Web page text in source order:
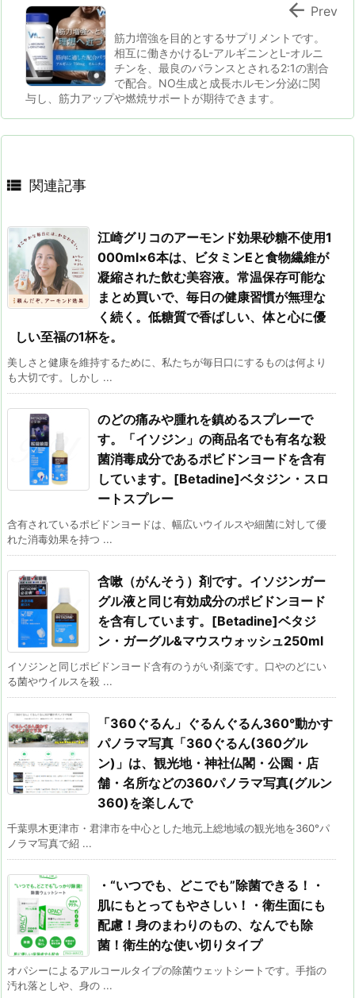
筋力増強を目的とするサプリメントです。
相互に働きかけるL-アルギニンとL-オルニ
チンを、最良のバランスとされる2:1の割合
で配合。NO生成と成長ホルモン分泌に関
与し、筋力アップや燃焼サポートが期待できます。
 Prev
 関連記事
江崎グリコのアーモンド効果砂糖不使用1
000ml×6本は、ビタミンEと食物繊維が
凝縮された飲む美容液。常温保存可能な
まとめ買いで、毎日の健康習慣が無理な
く続く。低糖質で香ばしい、体と心に優
しい至福の1杯を。
美しさと健康を維持するために、私たちが毎日口にするものは何より
も大切です。しかし ...
のどの痛みや腫れを鎮めるスプレーで
す。「イソジン」の商品名でも有名な殺
菌消毒成分であるポビドンヨードを含有
しています。[Betadine]ベタジン・スロ
ートスプレー
含有されているポビドンヨードは、幅広いウイルスや細菌に対して優
れた消毒効果を持つ ...
含嗽（がんそう）剤です。イソジンガー
グル液と同じ有効成分のポビドンヨード
を含有しています。[Betadine]ベタジ
ン・ガーグル&マウスウォッシュ250ml
イソジンと同じポビドンヨード含有のうがい剤薬です。口やのどにい
る菌やウイルスを殺 ...
「360ぐるん」ぐるんぐるん360°動かす
パノラマ写真「360ぐるん(360グル
ン)」は、観光地・神社仏閣・公園・店
舗・名所などの360パノラマ写真(グルン
360)を楽しんで
千葉県木更津市・君津市を中心とした地元上総地域の観光地を360°パ
ノラマ写真で紹 ...
・“いつでも、どこでも”除菌できる！・
肌にもとってもやさしい！・衛生面にも
配慮！身のまわりのもの、なんでも除
菌！衛生的な使い切りタイプ
オパシーによるアルコールタイプの除菌ウェットシートです。手指の
汚れ落としや、身の ...